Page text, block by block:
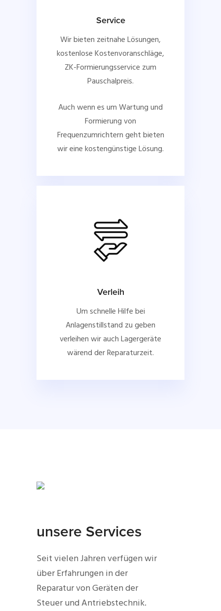
Service
Wir bieten zeitnahe Lösungen,
kostenlose Kostenvoranschläge,
ZK-Formierungsservice zum
Pauschalpreis.
Auch wenn es um Wartung und
Formierung von
Frequenzumrichtern geht bieten
wir eine kostengünstige Lösung.
Verleih
Um schnelle Hilfe bei
Anlagenstillstand zu geben
verleihen wir auch Lagergeräte
wärend der Reparaturzeit.
unsere Services
Seit vielen Jahren verfügen wir
über Erfahrungen in der
Reparatur von Geräten der
Steuer und Antriebstechnik.